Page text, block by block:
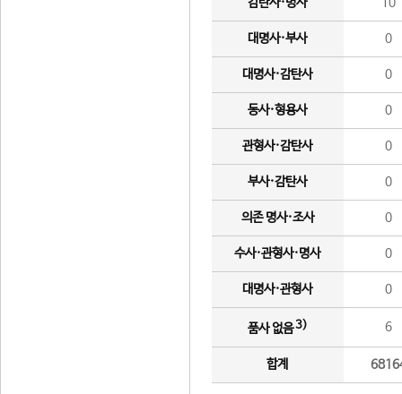
대명사·부사 0
대명사·감탄사 0
동사·형용사 0
관형사·감탄사 0
부사·감탄사 0
의존 명사·조사 0
수사·관형사·명사 0
대명사·관형사 0
품사 없음3) 6
합계